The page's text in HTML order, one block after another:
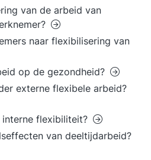
van de arbeid van
naar flexibilisering van
op de gezondheid?
externe flexibele arbeid?
flexibiliteit?
van deeltijdarbeid?